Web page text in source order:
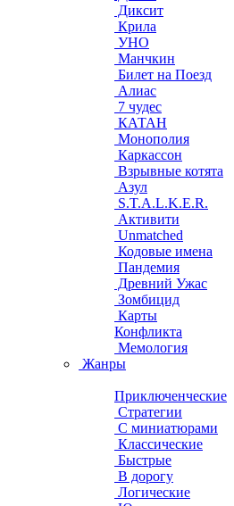
Диксит
Крила
УНО
Манчкин
Билет на Поезд
Алиас
7 чудес
КАТАН
Монополия
Каркассон
Взрывные котята
Азул
S.T.A.L.K.E.R.
Активити
Unmatched
Кодовые имена
Пандемия
Древний Ужас
Зомбицид
Карты
Конфликта
Мемология
Жанры
Приключенческие
Стратегии
С миниатюрами
Классические
Быстрые
В дорогу
Логические